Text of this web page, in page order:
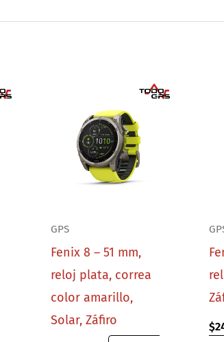
GPS
Fenix 8 – 51 mm,
reloj plata, correa
color amarillo,
Solar, Záfiro
$